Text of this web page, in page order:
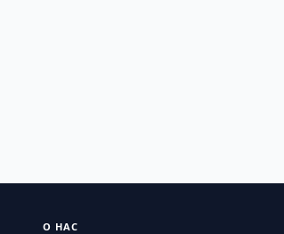
О НАС